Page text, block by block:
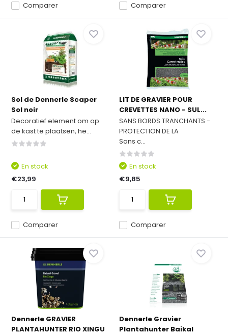
Comparer Comparer
Sol de Dennerle Scaper
Sol noir
Decoratief element om op
de kast te plaatsen, he...
Comparer
En stock
€23,99
LIT DE GRAVIER POUR
CREVETTES NANO - SUL...
SANS BORDS TRANCHANTS -
PROTECTION DE LA
Sans c...
Comparer
En stock
€9,85
Dennerle GRAVIER
PLANTAHUNTER RIO XINGU
Dennerle Gravier
Plantahunter Baikal